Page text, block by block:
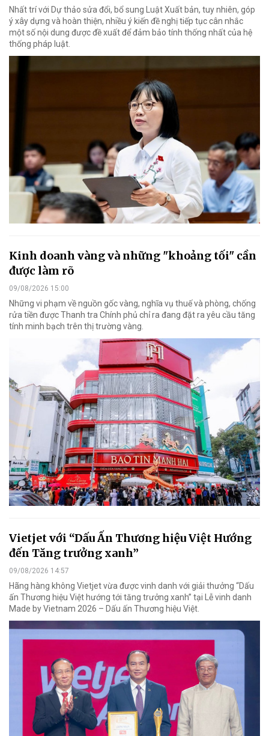
Nhất trí với Dự thảo sửa đổi, bổ sung Luật Xuất bản, tuy nhiên, góp
ý xây dựng và hoàn thiện, nhiều ý kiến đề nghị tiếp tục cân nhắc
một số nội dung được đề xuất để đảm bảo tính thống nhất của hệ
thống pháp luật.
Kinh doanh vàng và những "khoảng tối" cần
được làm rõ
09/08/2026 15:00
Những vi phạm về nguồn gốc vàng, nghĩa vụ thuế và phòng, chống
rửa tiền được Thanh tra Chính phủ chỉ ra đang đặt ra yêu cầu tăng
tính minh bạch trên thị trường vàng.
Vietjet với “Dấu Ấn Thương hiệu Việt Hướng
đến Tăng trưởng xanh”
09/08/2026 14:57
Hãng hàng không Vietjet vừa được vinh danh với giải thưởng “Dấu
ấn Thương hiệu Việt hướng tới tăng trưởng xanh” tại Lễ vinh danh
Made by Vietnam 2026 – Dấu ấn Thương hiệu Việt.